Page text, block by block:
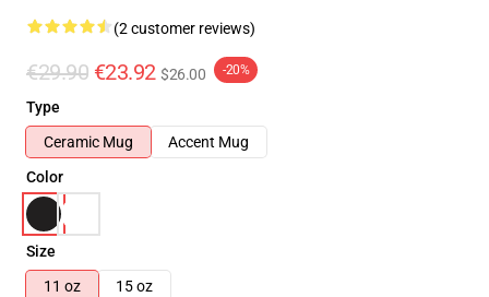
(2 customer reviews)
€29.90 €23.92 $26.00 -20%
Type
Ceramic Mug
Accent Mug
Color
Size
11 oz
15 oz